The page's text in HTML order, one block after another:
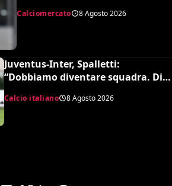
Calciomercato 8 Agosto 2026
Juventus-Inter, Spalletti:
“Dobbiamo diventare squadra. Di
Gregorio? Cose che possono
capitare”
Calcio italiano 8 Agosto 2026